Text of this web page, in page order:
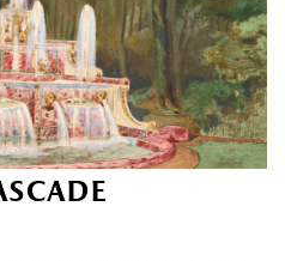
+
AU MAGAZINE